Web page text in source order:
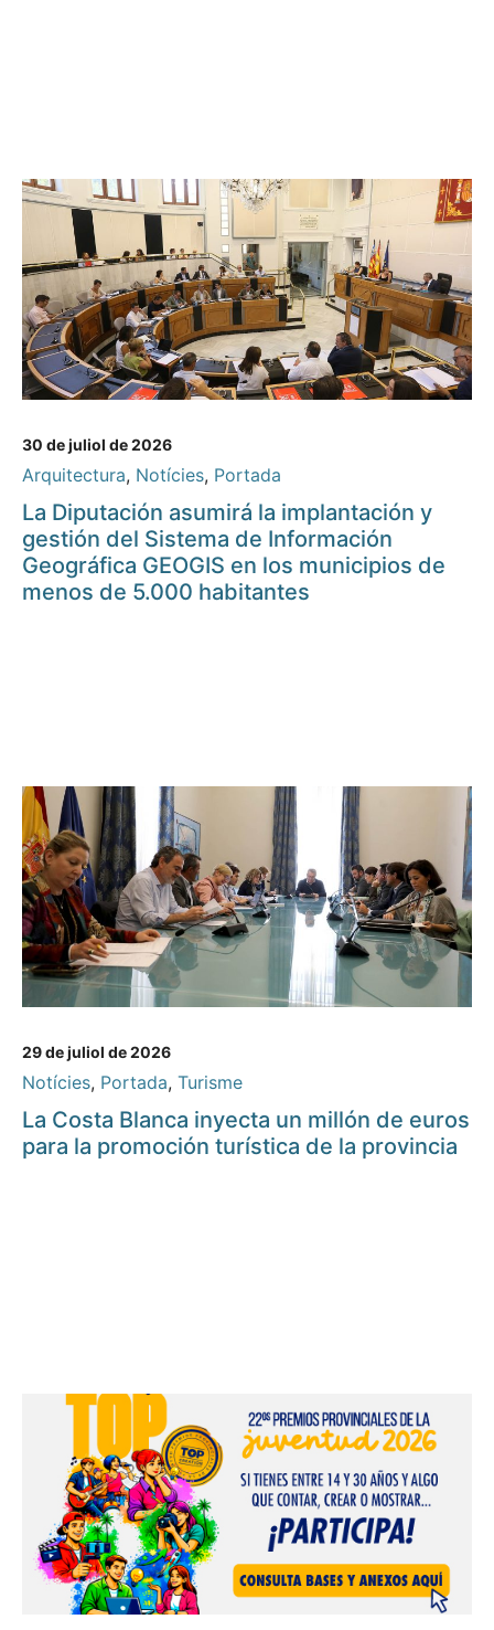
30 de juliol de 2026
Arquitectura, Notícies, Portada
La Diputación asumirá la implantación y
gestión del Sistema de Información
Geográfica GEOGIS en los municipios de
menos de 5.000 habitantes
29 de juliol de 2026
Notícies, Portada, Turisme
La Costa Blanca inyecta un millón de euros
para la promoción turística de la provincia